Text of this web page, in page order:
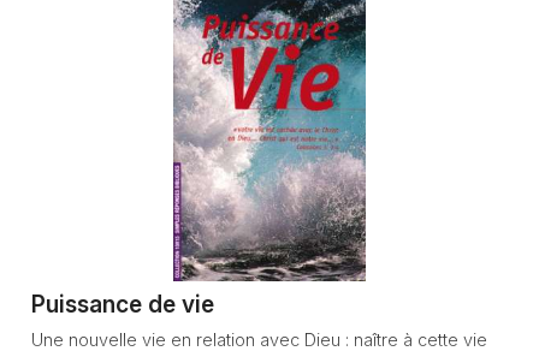
Puissance de vie
Une nouvelle vie en relation avec Dieu : naître à cette vie